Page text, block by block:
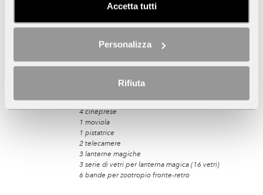
Accetta tutti
Personalizza
Rifiuta
la collezione in breve
Anno di ingresso al Museo:2019
di cui:
73 apparecchi fotografici
4 cineprese
1 moviola
1 pistatrice
2 telecamere
3 lanterne magiche
3 serie di vetri per lanterna magica (16 vetri)
6 bande per zootropio fronte-retro